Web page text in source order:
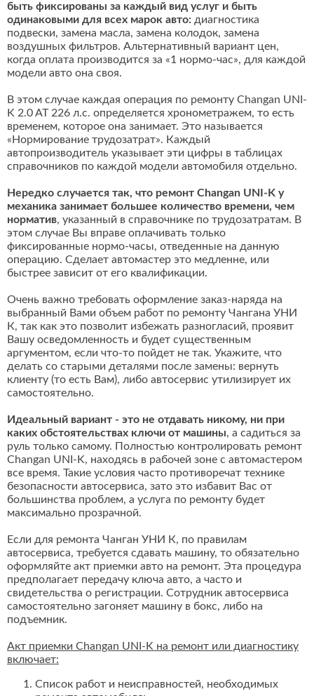
быть фиксированы за каждый вид услуг и быть
одинаковыми для всех марок авто: диагностика
подвески, замена масла, замена колодок, замена
воздушных фильтров. Альтернативный вариант цен,
когда оплата производится за «1 нормо-час», для каждой
модели авто она своя.
В этом случае каждая операция по ремонту Changan UNI-
K 2.0 AT 226 л.с. определяется хронометражем, то есть
временем, которое она занимает. Это называется
«Нормирование трудозатрат». Каждый
автопроизводитель указывает эти цифры в таблицах
справочников по каждой модели автомобиля отдельно.
Нередко случается так, что ремонт Changan UNI-K у
механика занимает большее количество времени, чем
норматив, указанный в справочнике по трудозатратам. В
этом случае Вы вправе оплачивать только
фиксированные нормо-часы, отведенные на данную
операцию. Сделает автомастер это медленне, или
быстрее зависит от его квалификации.
Очень важно требовать оформление заказ-наряда на
выбранный Вами объем работ по ремонту Чангана УНИ
К, так как это позволит избежать разногласий, проявит
Вашу осведомленность и будет существенным
аргументом, если что-то пойдет не так. Укажите, что
делать со старыми деталями после замены: вернуть
клиенту (то есть Вам), либо автосервис утилизирует их
самостоятельно.
Идеальный вариант - это не отдавать никому, ни при
каких обстоятельствах ключи от машины, а садиться за
руль только самому. Полностью контролировать ремонт
Changan UNI-K, находясь в рабочей зоне с автомастером
все время. Такие условия часто противоречат технике
безопасности автосервиса, зато это избавит Вас от
большинства проблем, а услуга по ремонту будет
максимально прозрачной.
Если для ремонта Чанган УНИ К, по правилам
автосервиса, требуется сдавать машину, то обязательно
оформляйте акт приемки авто на ремонт. Эта процедура
предполагает передачу ключа авто, а часто и
свидетельства о регистрации. Сотрудник автосервиса
самостоятельно загоняет машину в бокс, либо на
подъемник.
Акт приемки Changan UNI-K на ремонт или диагностику
включает:
Список работ и неисправностей, необходимых